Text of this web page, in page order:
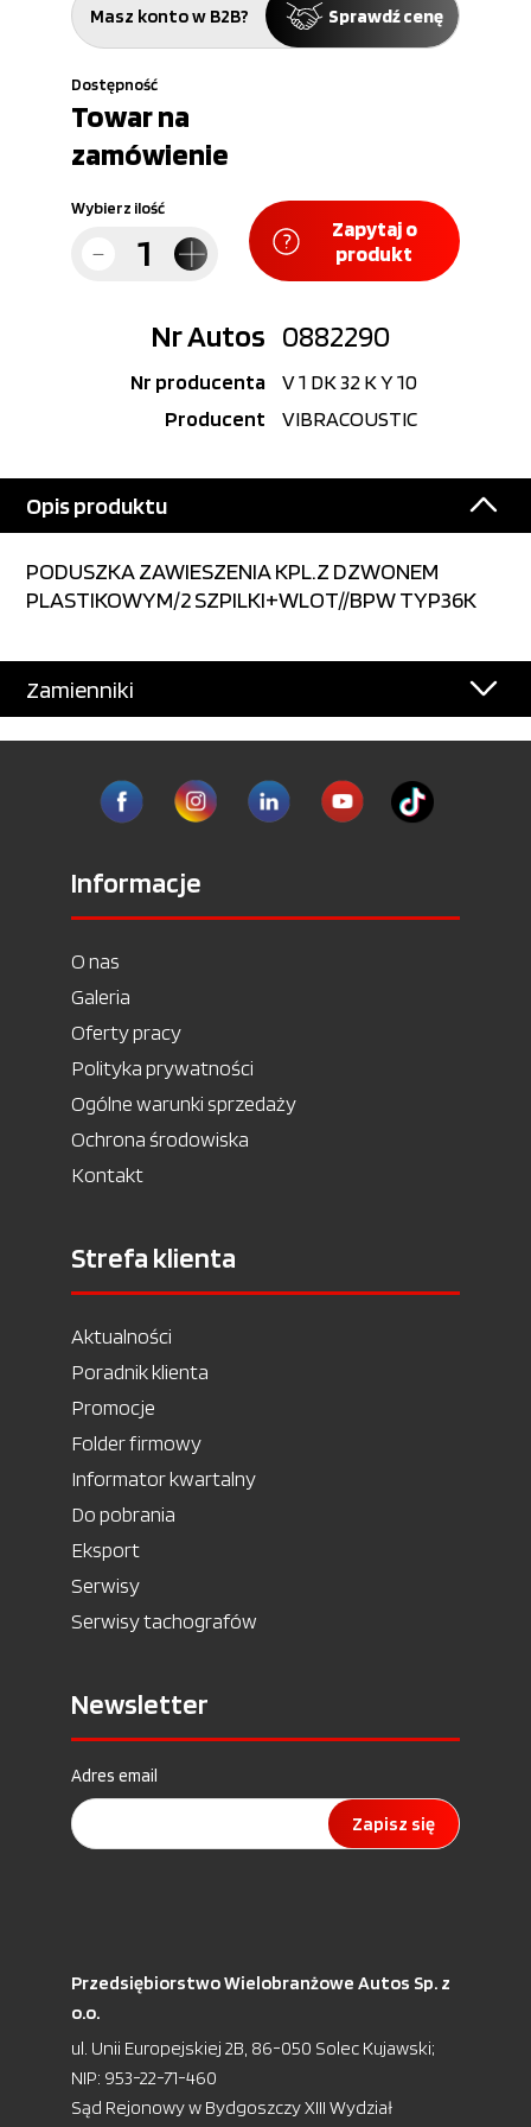
Masz konto w B2B? Sprawdź cenę
Dostępność
Towar na
zamówienie
Wybierz ilość
Zapytaj o
produkt
Nr Autos 0882290
Nr producenta
V 1 DK 32 K Y 10
Producent
VIBRACOUSTIC
Opis produktu
PODUSZKA ZAWIESZENIA KPL.Z DZWONEM
PLASTIKOWYM/2 SZPILKI+WLOT//BPW TYP36K
Zamienniki
Informacje
O nas
Galeria
Oferty pracy
Polityka prywatności
Ogólne warunki sprzedaży
Ochrona środowiska
Kontakt
Strefa klienta
Aktualności
Poradnik klienta
Promocje
Folder firmowy
Informator kwartalny
Do pobrania
Eksport
Serwisy
Serwisy tachografów
Newsletter
Adres email
Zapisz się
Przedsiębiorstwo Wielobranżowe Autos Sp. z
o.o.
ul. Unii Europejskiej 2B, 86-050 Solec Kujawski;
NIP: 953-22-71-460
Sąd Rejonowy w Bydgoszczy XIII Wydział